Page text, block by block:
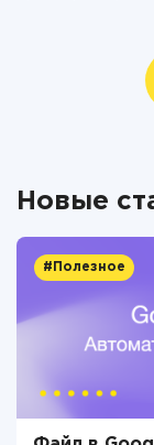
Новые
#Полезное